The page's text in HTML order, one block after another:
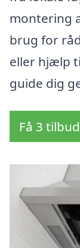
montering
brug for
eller hjælp
guide dig
Få 3